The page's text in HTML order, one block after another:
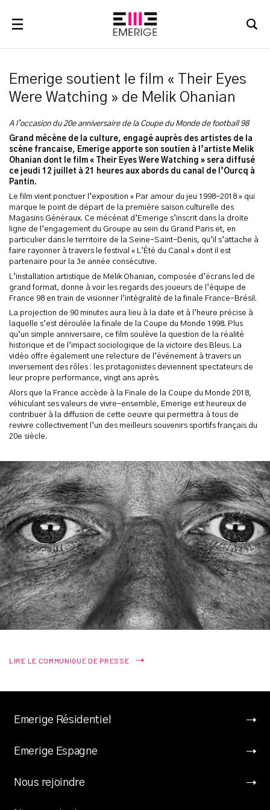
RECHERCHER
Emerige soutient le film « Their Eyes
Were Watching » de Melik Ohanian
A l’occasion du 20e anniversaire de la Coupe du Monde de football 98
Grand mécène de la culture, engagé auprès des artistes de la
scène francaise, Emerige apporte son soutien à l’artiste Melik
Ohanian dont le film « Their Eyes Were Watching » sera diffusé
ce jeudi 12 juillet à 21 heures aux abords du canal de l’Ourcq à
Pantin.
Le film vient ponctuer l’exposition « Par amour du jeu 1998-2018 » qui
marque le point de départ de la première saison culturelle des
Magasins Généraux. Ce mécénat d’Emerige s’inscrit dans la droite
ligne de l’engagement du Groupe au sein du Grand Paris et, en
particulier dans le territoire de la Seine-Saint-Denis, qu’il s’attache à
faire rayonner à travers le festival « L’Été du Canal » dont il est
partenaire pour la 3e année consécutive.
L’installation artistique de Melik Ohanian, composée d’écrans led de
grand format, donne à voir les regards des joueurs de l’équipe de
France 98 en train de visionner l’intégralité de la finale France-Brésil.
La projection de 90 minutes aura lieu à la date et à l’heure précise à
laquelle s’est déroulée la finale de la Coupe du Monde 1998. Plus
qu’un simple anniversaire, ce film soulève la question de la réalité
historique et de l’impact sociologique de la victoire des Bleus. La
vidéo offre également une relecture de l’événement à travers un
inversement des rôles : les protagonistes deviennent spectateurs de
leur propre performance, vingt ans après.
Alors que la France accède à la Finale de la Coupe du Monde 2018,
véhiculant ses valeurs de vivre-ensemble, Emerige est heureux de
contribuer à la diffusion de cette oeuvre qui permettra à tous de
revivre collectivement l’un des meilleurs souvenirs sportifs français du
20e siècle.
LIRE LE COMMUNIQUÉ DE PRESSE
Emerige Résidentiel
Emerige Espagne
Nous rejoindre